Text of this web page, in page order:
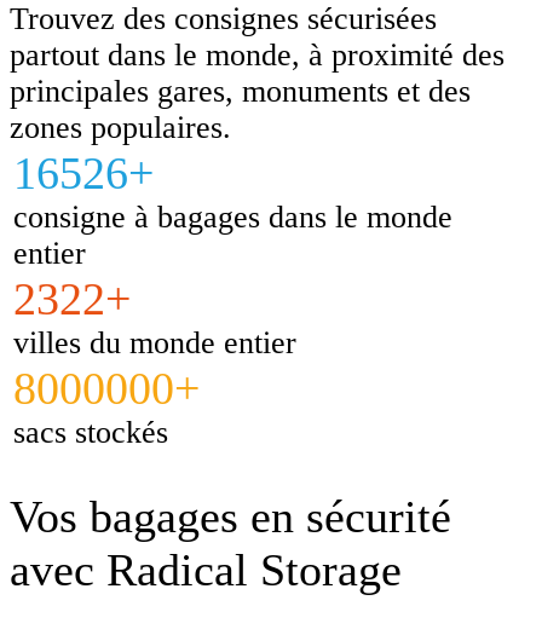
Trouvez des consignes sécurisées
partout dans le monde, à proximité des
principales gares, monuments et des
zones populaires.
16526+
consigne à bagages dans le monde
entier
2322+
villes du monde entier
8000000+
sacs stockés
Vos bagages en sécurité
avec Radical Storage